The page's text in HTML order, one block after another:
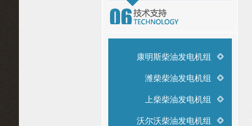
康明斯柴油发电机组
潍柴柴油发电机组
上柴柴油发电机组
沃尔沃柴油发电机组